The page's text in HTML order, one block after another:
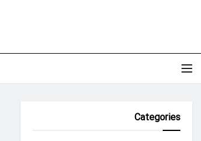
Categories